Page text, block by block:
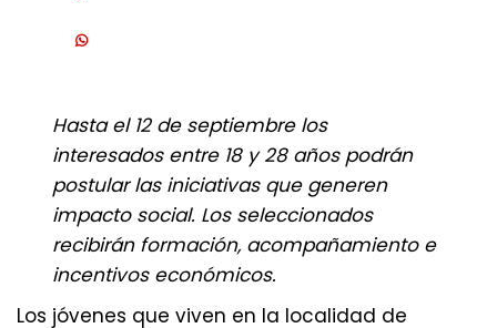
Hasta el 12 de septiembre los
interesados entre 18 y 28 años podrán
postular las iniciativas que generen
impacto social. Los seleccionados
recibirán formación, acompañamiento e
incentivos económicos.
Los jóvenes que viven en la localidad de